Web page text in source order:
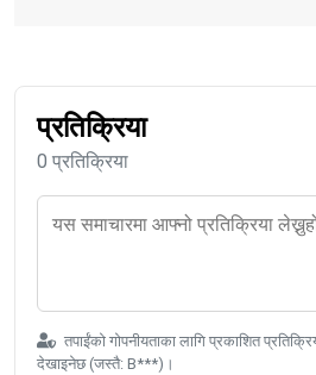
प्रतिक्रिया
0 प्रतिक्रिया
तपाईंको गोपनीयताका लागि प्रकाशित
देखाइनेछ (जस्तै: B***)।